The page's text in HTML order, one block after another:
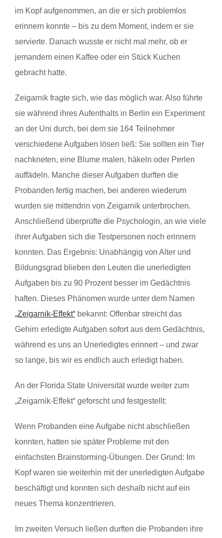
im Kopf aufgenommen, an die er sich problemlos
erinnern konnte – bis zu dem Moment, indem er sie
servierte. Danach wusste er nicht mal mehr, ob er
jemandem einen Kaffee oder ein Stück Kuchen
gebracht hatte.
Zeigarnik fragte sich, wie das möglich war. Also führte
sie während ihres Aufenthalts in Berlin ein Experiment
an der Uni durch, bei dem sie 164 Teilnehmer
verschiedene Aufgaben lösen ließ: Sie sollten ein Tier
nachkneten, eine Blume malen, häkeln oder Perlen
auffädeln. Manche dieser Aufgaben durften die
Probanden fertig machen, bei anderen wiederum
wurden sie mittendrin von Zeigarnik unterbrochen.
Anschließend überprüfte die Psychologin, an wie viele
ihrer Aufgaben sich die Testpersonen noch erinnern
konnten. Das Ergebnis: Unabhängig von Alter und
Bildungsgrad blieben den Leuten die unerledigten
Aufgaben bis zu 90 Prozent besser im Gedächtnis
haften. Dieses Phänomen wurde unter dem Namen
„Zeigarnik-Effekt“ bekannt: Offenbar streicht das
Gehirn erledigte Aufgaben sofort aus dem Gedächtnis,
während es uns an Unerledigtes erinnert – und zwar
so lange, bis wir es endlich auch erledigt haben.
An der Florida State Universität wurde weiter zum
„Zeigarnik-Effekt“ geforscht und festgestellt:
Wenn Probanden eine Aufgabe nicht abschließen
konnten, hatten sie später Probleme mit den
einfachsten Brainstorming-Übungen. Der Grund: Im
Kopf waren sie weiterhin mit der unerledigten Aufgabe
beschäftigt und konnten sich deshalb nicht auf ein
neues Thema konzentrieren.
Im zweiten Versuch ließen durften die Probanden ihre